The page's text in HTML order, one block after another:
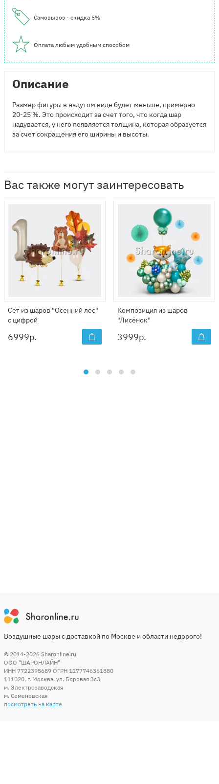
Самовывоз - скидка 5%
Оплата любым удобным способом
Описание
Размер фигуры в надутом виде будет меньше, примерно
20-25 %. Это происходит за счет того, что когда шар
надувается, у него появляется толщина, которая образуется
за счет сокращения его ширины и высоты.
Вас также могут заинтересовать
Сет из шаров "Осенний лес"
с цифрой
6999р.
Композиция из шаров
"Лисёнок"
3999р.
Воздушные шары с доставкой по Москве и области недорого!
© 2014-2026 Sharonline.ru
ООО "ШАРОНЛАЙН"
ИНН 7722395689 ОГРН 1177746361880
111020, г. Москва, ул. Боровая 3c3
м. Электрозаводская
м. Семеновская
посмотреть на карте